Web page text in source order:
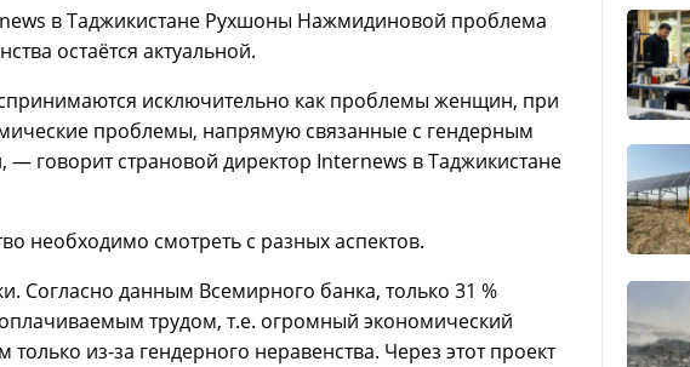
в Таджикистане Рухшоны Нажмидиновой проблема
остаётся актуальной.
исключительно как проблемы женщин, при
проблемы, напрямую связанные с гендерным
говорит страновой директор Internews в Таджикистане
необходимо смотреть с разных аспектов.
Согласно данным Всемирного банка, только 31 %
трудом, т.е. огромный экономический
из-за гендерного неравенства. Через этот проект